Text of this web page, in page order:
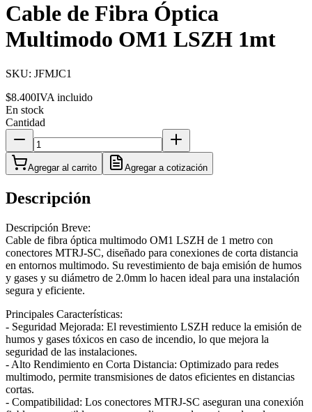
Cable de Fibra Óptica
Multimodo OM1 LSZH 1mt
SKU: JFMJC1
$8.400IVA incluido
En stock
Cantidad
Agregar al carrito Agregar a cotización
Descripción
Descripción Breve:
Cable de fibra óptica multimodo OM1 LSZH de 1 metro con
conectores MTRJ-SC, diseñado para conexiones de corta distancia
en entornos multimodo. Su revestimiento de baja emisión de humos
y gases y su diámetro de 2.0mm lo hacen ideal para una instalación
segura y eficiente.
Principales Características:
- Seguridad Mejorada: El revestimiento LSZH reduce la emisión de
humos y gases tóxicos en caso de incendio, lo que mejora la
seguridad de las instalaciones.
- Alto Rendimiento en Corta Distancia: Optimizado para redes
multimodo, permite transmisiones de datos eficientes en distancias
cortas.
- Compatibilidad: Los conectores MTRJ-SC aseguran una conexión